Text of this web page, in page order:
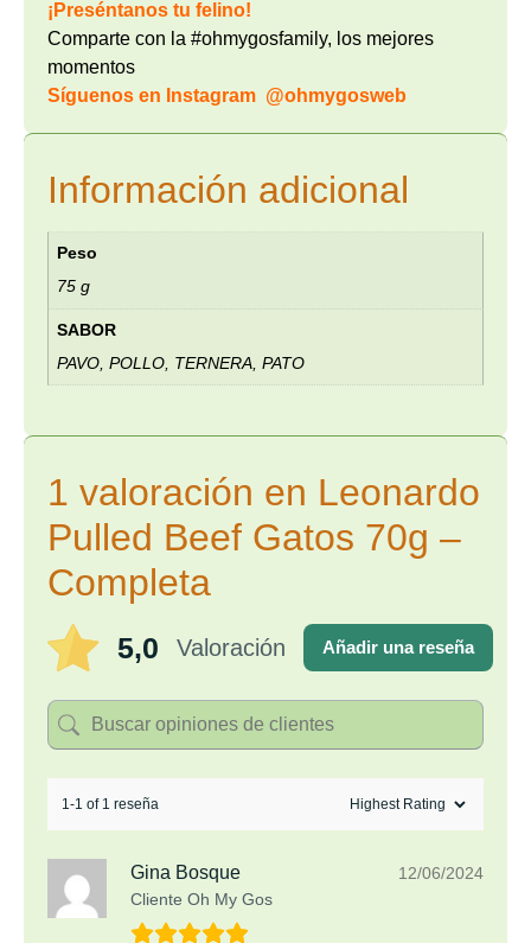
¡Preséntanos tu felino!
Comparte con la #ohmygosfamily, los mejores
momentos
Síguenos en Instagram @ohmygosweb
Información adicional
Peso
75 g
SABOR
PAVO, POLLO, TERNERA, PATO
1 valoración en Leonardo
Pulled Beef Gatos 70g –
Completa
5,0 Valoración Añadir una reseña
1-1 of 1 reseña
Gina Bosque
Cliente Oh My Gos
12/06/2024